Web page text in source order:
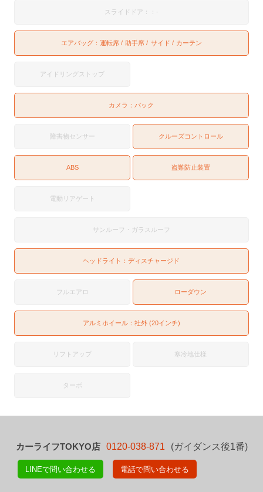
スライドドア：：-
エアバッグ： 運転席 助手席 サイド カーテン
アイドリングストップ
カメラ： バック
障害物センサー クルーズコントロール
ABS 盗難防止装置
電動リアゲート
サンルーフ・ガラスルーフ
ヘッドライト：ディスチャージド
フルエアロ ローダウン
アルミホイール：社外 (20インチ)
リフトアップ 寒冷地仕様
ターボ
カーライフTOKYO店 0120-038-871 (ガイダンス後1番)
LINEで問い合わせる 電話で問い合わせる